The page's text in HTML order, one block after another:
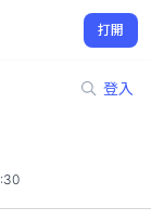
打開
登入